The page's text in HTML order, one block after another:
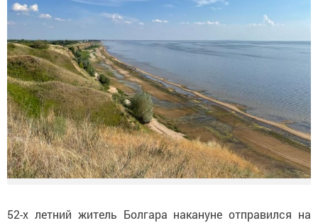
52-х летний житель Болгара накануне отправился на